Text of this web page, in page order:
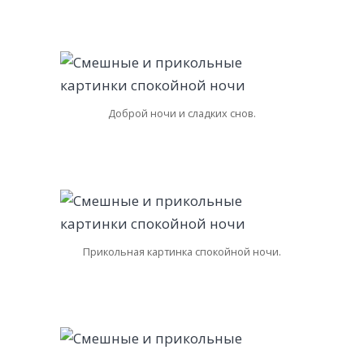
Доброй ночи и сладких снов.
Прикольная картинка спокойной ночи.